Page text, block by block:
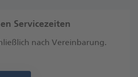
Servicezeiten
nach Vereinbarung.